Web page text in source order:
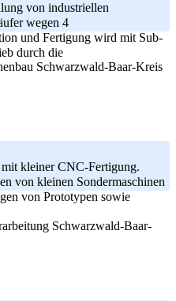
von industriellen
wegen 4
und Fertigung wird mit Sub-
durch die
Schwarzwald-Baar-Kreis
kleiner CNC-Fertigung.
von kleinen Sondermaschinen
von Prototypen sowie
Schwarzwald-Baar-